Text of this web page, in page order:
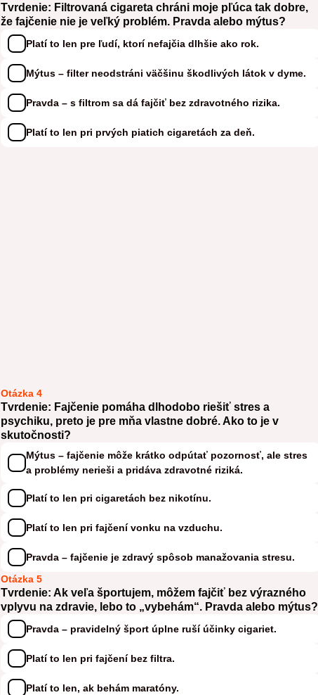
Tvrdenie: Filtrovaná cigareta chráni moje pľúca tak dobre,
že fajčenie nie je veľký problém. Pravda alebo mýtus?
Platí to len pre ľudí, ktorí nefajčia dlhšie ako rok.
Mýtus – filter neodstráni väčšinu škodlivých látok v dyme.
Pravda – s filtrom sa dá fajčiť bez zdravotného rizika.
Platí to len pri prvých piatich cigaretách za deň.
Otázka 4
Tvrdenie: Fajčenie pomáha dlhodobo riešiť stres a
psychiku, preto je pre mňa vlastne dobré. Ako to je v
skutočnosti?
Mýtus – fajčenie môže krátko odpútať pozornosť, ale stres
a problémy nerieši a pridáva zdravotné riziká.
Platí to len pri cigaretách bez nikotínu.
Platí to len pri fajčení vonku na vzduchu.
Pravda – fajčenie je zdravý spôsob manažovania stresu.
Otázka 5
Tvrdenie: Ak veľa športujem, môžem fajčiť bez výrazného
vplyvu na zdravie, lebo to „vybehám“. Pravda alebo mýtus?
Pravda – pravidelný šport úplne ruší účinky cigariet.
Platí to len pri fajčení bez filtra.
Platí to len, ak behám maratóny.